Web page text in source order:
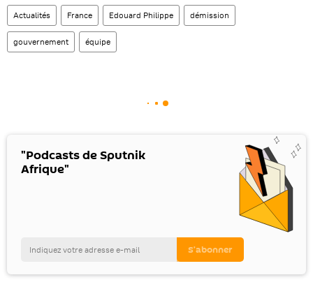
Actualités France Edouard Philippe démission
gouvernement équipe
"Podcasts de Sputnik
Afrique"